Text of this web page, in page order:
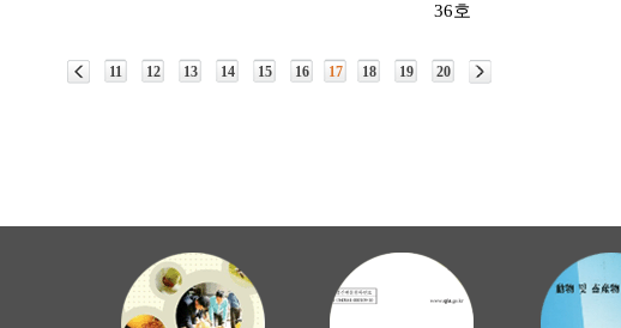
36호
11 12 13 14 15 16 17 18 19 20